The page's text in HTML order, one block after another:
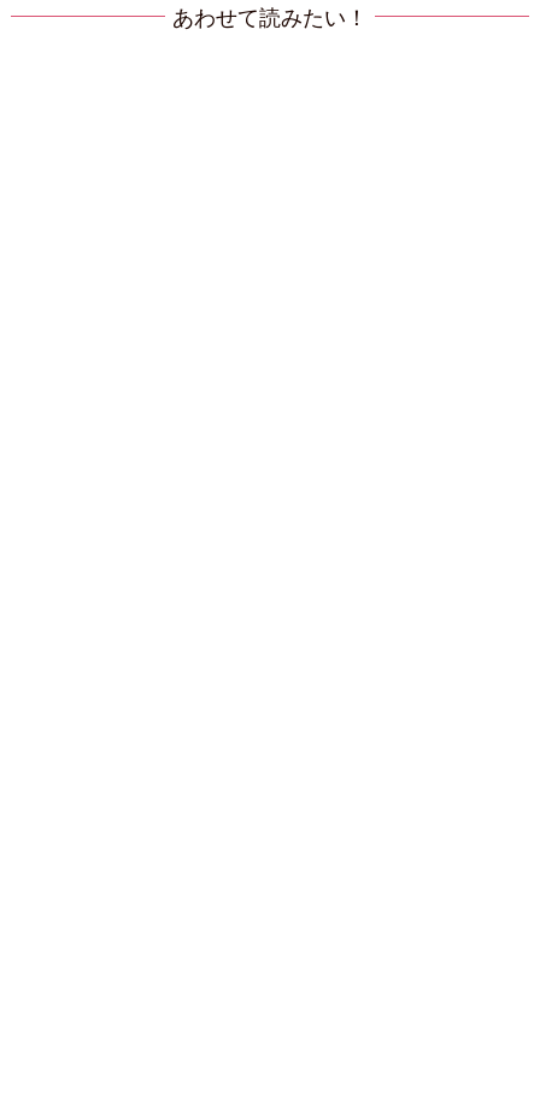
あわせて読みたい！